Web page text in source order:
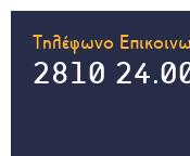
Τηλέφωνο
2810